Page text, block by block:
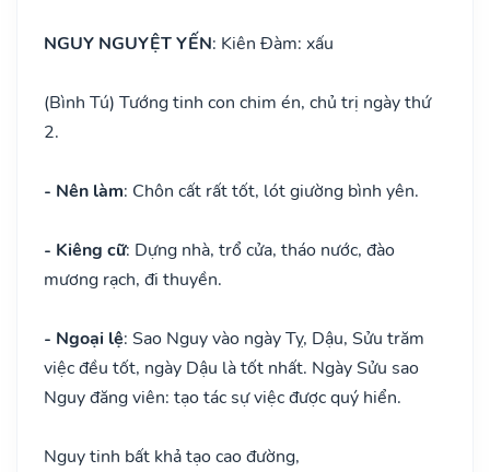
NGUY NGUYỆT YẾN: Kiên Đàm: xấu
(Bình Tú) Tướng tinh con chim én, chủ trị ngày thứ
2.
- Nên làm: Chôn cất rất tốt, lót giường bình yên.
- Kiêng cữ: Dựng nhà, trổ cửa, tháo nước, đào
mương rạch, đi thuyền.
- Ngoại lệ: Sao Nguy vào ngày Tỵ, Dậu, Sửu trăm
việc đều tốt, ngày Dậu là tốt nhất. Ngày Sửu sao
Nguy đăng viên: tạo tác sự việc được quý hiển.
Nguy tinh bất khả tạo cao đường,